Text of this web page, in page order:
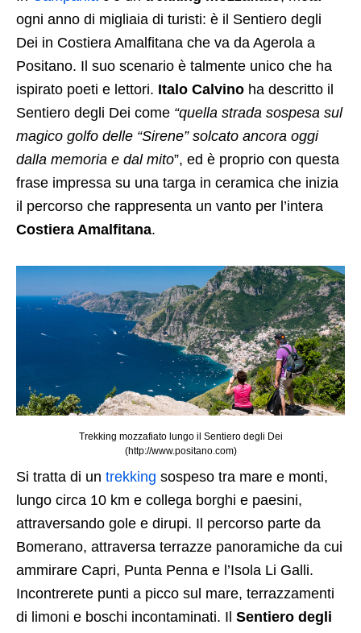
ogni anno di migliaia di turisti: è il Sentiero degli
Dei in Costiera Amalfitana che va da Agerola a
Positano. Il suo scenario è talmente unico che ha
ispirato poeti e lettori. Italo Calvino ha descritto il
Sentiero degli Dei come “quella strada sospesa sul
magico golfo delle “Sirene” solcato ancora oggi
dalla memoria e dal mito”, ed è proprio con questa
frase impressa su una targa in ceramica che inizia
il percorso che rappresenta un vanto per l’intera
Costiera Amalfitana.
Trekking mozzafiato lungo il Sentiero degli Dei
(http://www.positano.com)
Si tratta di un trekking sospeso tra mare e monti,
lungo circa 10 km e collega borghi e paesini,
attraversando gole e dirupi. Il percorso parte da
Bomerano, attraversa terrazze panoramiche da cui
ammirare Capri, Punta Penna e l’Isola Li Galli.
Incontrerete punti a picco sul mare, terrazzamenti
di limoni e boschi incontaminati. Il Sentiero degli